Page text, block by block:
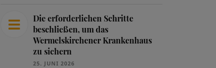
Die erforderlichen Schritte
beschließen, um das
Wermelskirchener Krankenhaus
zu sichern
25. JUNI 2026